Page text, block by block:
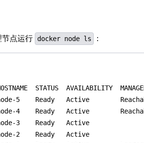
点运行 docker node ls ：